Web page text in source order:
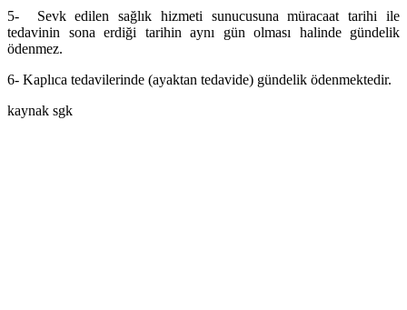
5- Sevk edilen sağlık hizmeti sunucusuna müracaat tarihi ile
tedavinin sona erdiği tarihin aynı gün olması halinde gündelik
ödenmez.
6- Kaplıca tedavilerinde (ayaktan tedavide) gündelik ödenmektedir.
kaynak sgk